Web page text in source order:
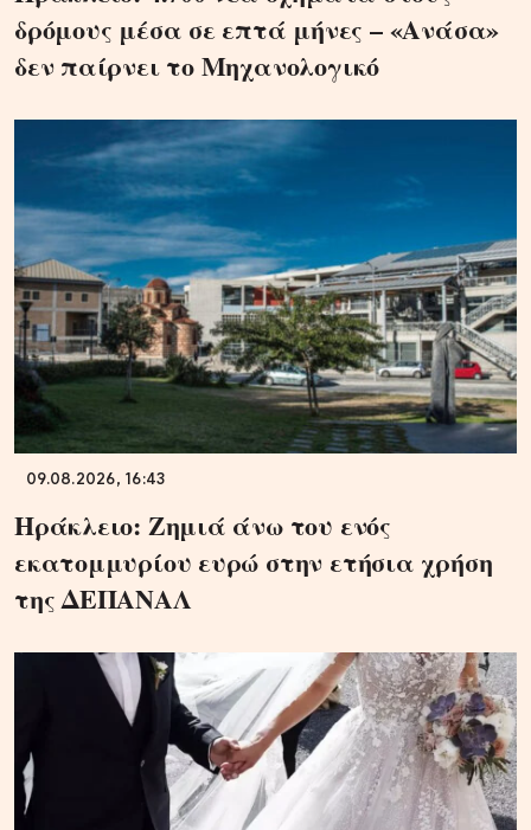
δρόμους μέσα σε επτά μήνες – «Ανάσα»
δεν παίρνει το Μηχανολογικό
09.08.2026, 16:43
Ηράκλειο: Ζημιά άνω του ενός
εκατομμυρίου ευρώ στην ετήσια χρήση
της ΔΕΠΑΝΑΛ